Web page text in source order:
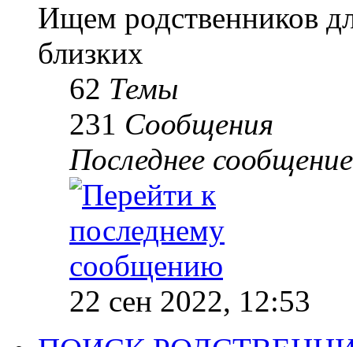
Ищем родственников
близких
62 Темы
231 Сообщения
Последнее сообщение
22 сен 2022, 12:53